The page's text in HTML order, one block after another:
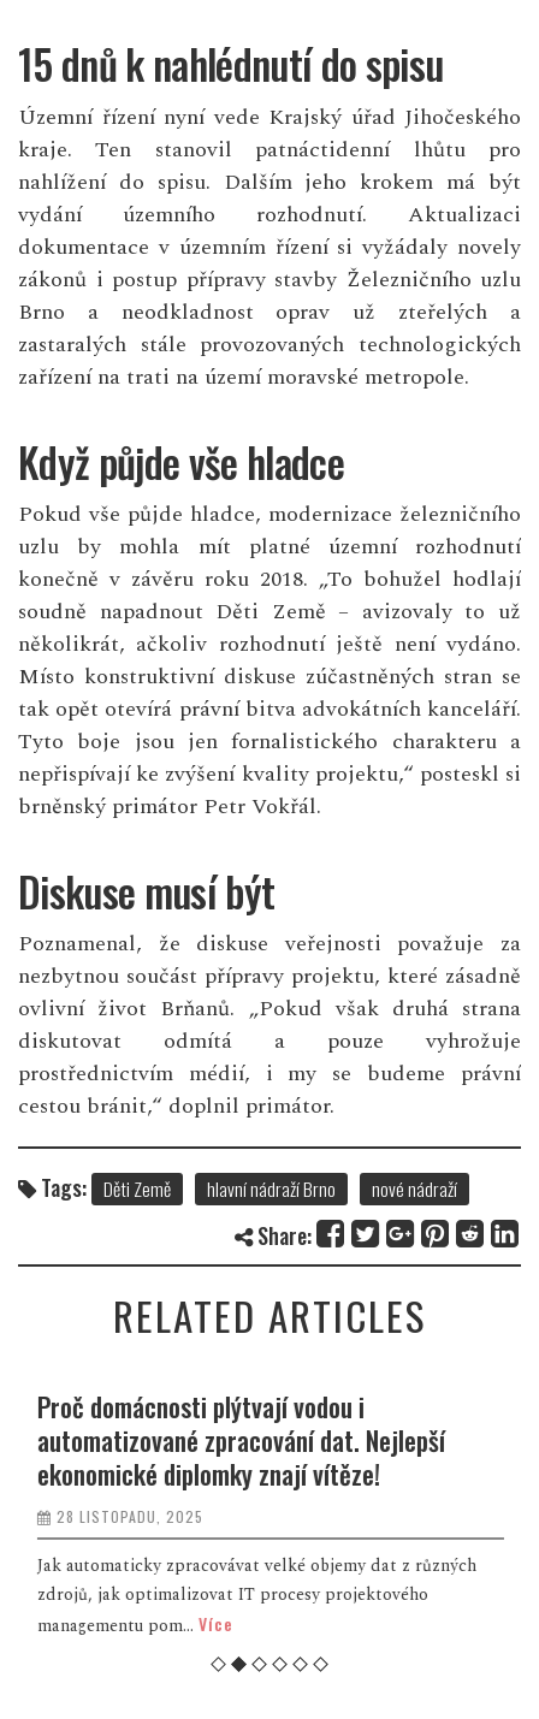
15 dnů k nahlédnutí do spisu
Územní řízení nyní vede Krajský úřad Jihočeského
kraje. Ten stanovil patnáctidenní lhůtu pro
nahlížení do spisu. Dalším jeho krokem má být
vydání územního rozhodnutí. Aktualizaci
dokumentace v územním řízení si vyžádaly novely
zákonů i postup přípravy stavby Železničního uzlu
Brno a neodkladnost oprav už zteřelých a
zastaralých stále provozovaných technologických
zařízení na trati na území moravské metropole.
Když půjde vše hladce
Pokud vše půjde hladce, modernizace železničního
uzlu by mohla mít platné územní rozhodnutí
konečně v závěru roku 2018. „To bohužel hodlají
soudně napadnout Děti Země – avizovaly to už
několikrát, ačkoliv rozhodnutí ještě není vydáno.
Místo konstruktivní diskuse zúčastněných stran se
tak opět otevírá právní bitva advokátních kanceláří.
Tyto boje jsou jen fornalistického charakteru a
nepřispívají ke zvýšení kvality projektu,“ posteskl si
brněnský primátor Petr Vokřál.
Diskuse musí být
Poznamenal, že diskuse veřejnosti považuje za
nezbytnou součást přípravy projektu, které zásadně
ovlivní život Brňanů. „Pokud však druhá strana
diskutovat odmítá a pouze vyhrožuje
prostřednictvím médií, i my se budeme právní
cestou bránit,“ doplnil primátor.
Tags: Děti Země hlavní nádraží Brno nové nádraží
Share:
RELATED ARTICLES
Proč domácnosti plýtvají vodou i
automatizované zpracování dat. Nejlepší
ekonomické diplomky znají vítěze!
28 LISTOPADU, 2025
Jak automaticky zpracovávat velké objemy dat z různých
zdrojů, jak optimalizovat IT procesy projektového
managementu pom... Více